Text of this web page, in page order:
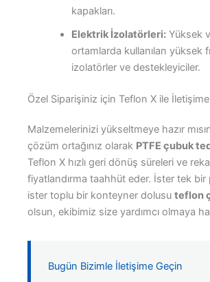
kapakları.
Elektrik İzolatörleri:Yüksek
ortamlarda kullanılan yüksek
izolatörler ve destekleyiciler.
Özel Siparişiniz için Teflon X ile
Malzemelerinizi yükseltmeye hazır
çözüm ortağınız olarak PTFE çubuk
Teflon X hızlı geri dönüş süreleri ve
fiyatlandırma taahhüt eder. İster tek
ister toplu bir konteyner dolusu teflon
olsun, ekibimiz size yardımcı olmaya
Bugün Bizimle İletişime Geçin